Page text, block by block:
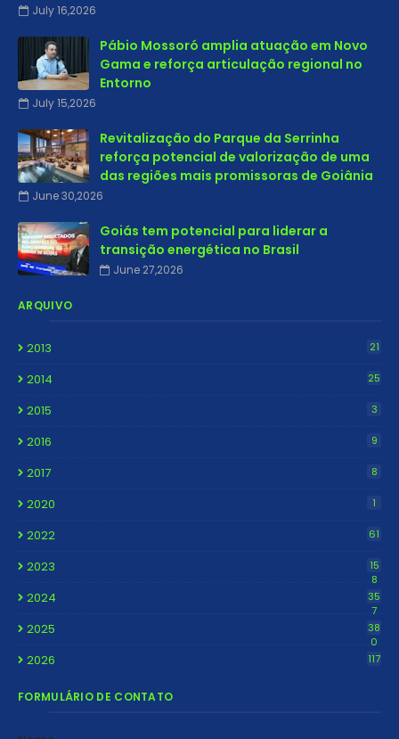
July 16,2026
Pábio Mossoró amplia atuação em Novo
Gama e reforça articulação regional no
Entorno
July 15,2026
Revitalização do Parque da Serrinha
reforça potencial de valorização de uma
das regiões mais promissoras de Goiânia
June 30,2026
Goiás tem potencial para liderar a
transição energética no Brasil
June 27,2026
ARQUIVO
2013 21
2014 25
2015 3
2016 9
2017 8
2020 1
2022 61
2023
15
8
2024
35
7
2025
38
0
2026 117
FORMULÁRIO DE CONTATO